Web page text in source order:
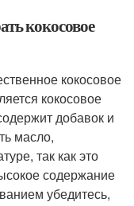
кокосовое
кокосовое
кокосовое
добавок и
масло,
так как это
содержание
убедитесь,